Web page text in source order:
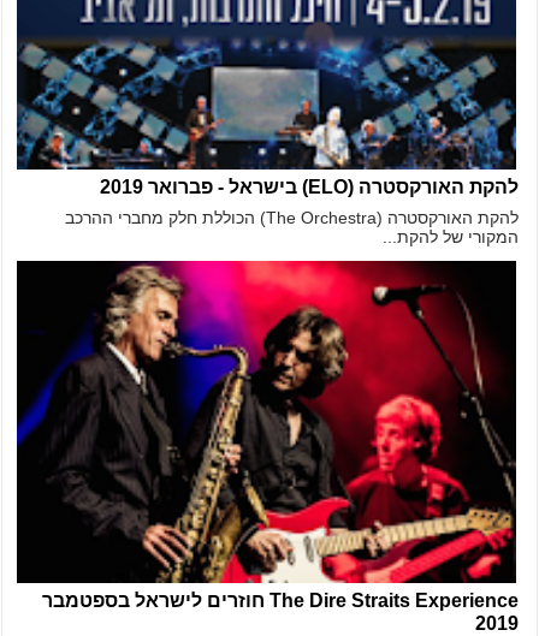
להקת האורקסטרה (ELO) בישראל - פברואר 2019
להקת האורקסטרה (The Orchestra) הכוללת חלק מחברי ההרכב
המקורי של להקת...
The Dire Straits Experience חוזרים לישראל בספטמבר
2019